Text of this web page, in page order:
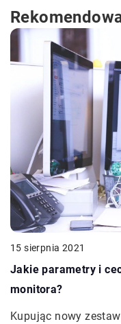
15 sierpnia 2021
Jakie parametry i
monitora?
Kupując nowy